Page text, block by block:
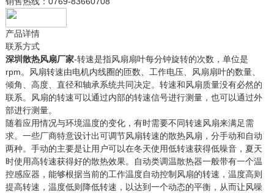
产品详情
联系方式
深圳散热风扇厂家-转速是指风扇扇叶每分钟旋转的次数，单位是
rpm。风扇转速由电机内线圈的匝数、工作电压、风扇扇叶的数量、
倾角、高度、直径和轴承系统共同决定。转速和风扇质量没有必然的
联系。风扇的转速可以通过内部的转速信号进行测量，也可以通过外
部进行测量。
随着应用情况与环境温度的变化，有时需要不同转速风扇来满足需
求。一些厂商特意设计出可调节风扇转速的散热风扇，分手动和自动
两种。手动的主要是让用户可以在冬天使用低转速获得低噪音，夏天
时使用高转速获得好的散热效果。自动类调温散热器一般带有一个温
控感应器，能够根据当前的工作温度自动控制风扇的转速，温度高则
提高转速，温度低则降低转速，以达到一个动态的平衡，从而让风噪